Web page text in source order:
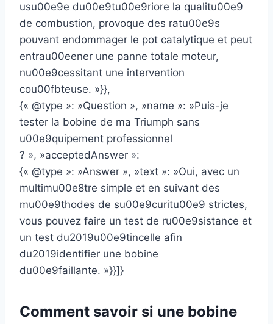
usu00e9e du00e9tu00e9riore la qualitu00e9
de combustion, provoque des ratu00e9s
pouvant endommager le pot catalytique et peut
entrau00eener une panne totale moteur,
nu00e9cessitant une intervention
cou00fbteuse. »}},
{« @type »: »Question », »name »: »Puis-je
tester la bobine de ma Triumph sans
u00e9quipement professionnel
? », »acceptedAnswer »:
{« @type »: »Answer », »text »: »Oui, avec un
multimu00e8tre simple et en suivant des
mu00e9thodes de su00e9curitu00e9 strictes,
vous pouvez faire un test de ru00e9sistance et
un test du2019u00e9tincelle afin
du2019identifier une bobine
du00e9faillante. »}}]}
Comment savoir si une bobine